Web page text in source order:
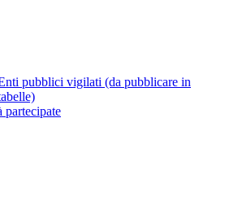
pubblici vigilati (da pubblicare in
partecipate